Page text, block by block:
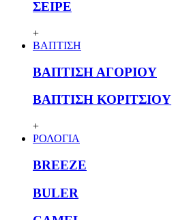
ΣΕΙΡΕ
+
ΒΑΠΤΙΣΗ
ΒΑΠΤΙΣΗ ΑΓΟΡΙΟΥ
ΒΑΠΤΙΣΗ ΚΟΡΙΤΣΙΟΥ
+
ΡΟΛΟΓΙΑ
BREEZE
BULER